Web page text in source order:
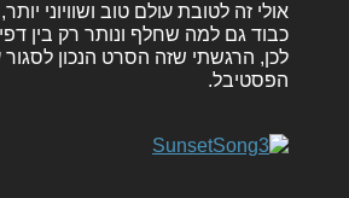
אולי זה לטובת עולם טוב ושוויוני
כבוד גם למה שחלף ונותר רק בין
לכן, הרגשתי שזה הסרט הנכון
הפסטיבל.